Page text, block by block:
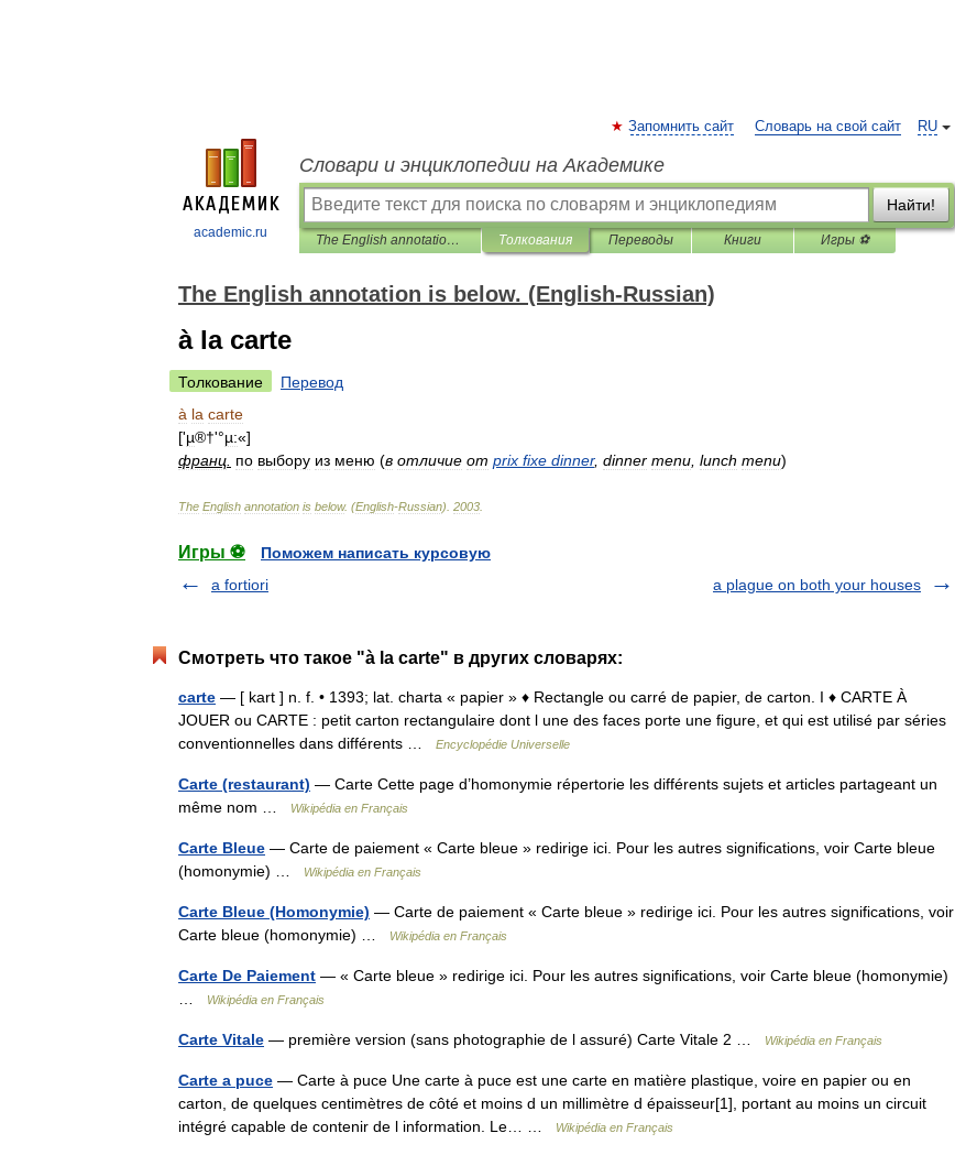
academic.ru
RU
Запомнить сайт Словарь на свой сайт
Словари и энциклопедии на Академике
Найти!
The English annotation is below. (English-Russian) Толкования Переводы Книги Игры ⚽
The English annotation is below. (English-Russian)
à la carte
Толкование
Перевод
à la carte
['µ®†'°µ:«]
франц по выбору из меню (в отличие от prix fixe dinner, dinner menu lunch menu)
The English annotation is below. (English-Russian) 2003
Игры ⚽
Поможем написать курсовую
a fortiori
a plague on both your houses
Смотреть что такое "à la carte" в других словарях:
carte — [ kart ] n. f. • 1393; lat. charta « papier » ♦ Rectangle ou carré de papier, de carton. I ♦ CARTE À
JOUER ou CARTE : petit carton rectangulaire dont l une des faces porte une figure, et qui est utilisé par séries
conventionnelles dans différents …
Encyclopédie Universelle
Carte (restaurant) — Carte Cette page d’homonymie répertorie les différents sujets et articles partageant un
même nom …
Wikipédia en Français
Carte Bleue — Carte de paiement « Carte bleue » redirige ici. Pour les autres significations, voir Carte bleue
(homonymie) …
Wikipédia en Français
Carte Bleue (Homonymie) — Carte de paiement « Carte bleue » redirige ici. Pour les autres significations, voir
Carte bleue (homonymie) …
Wikipédia en Français
Carte De Paiement — « Carte bleue » redirige ici. Pour les autres significations, voir Carte bleue (homonymie)
Wikipédia en Français
Carte Vitale — première version (sans photographie de l assuré) Carte Vitale 2 … Wikipédia en Français
Carte a puce — Carte à puce Une carte à puce est une carte en matière plastique, voire en papier ou en
carton, de quelques centimètres de côté et moins d un millimètre d épaisseur[1], portant au moins un circuit
intégré capable de contenir de l information. Le… …
Wikipédia en Français